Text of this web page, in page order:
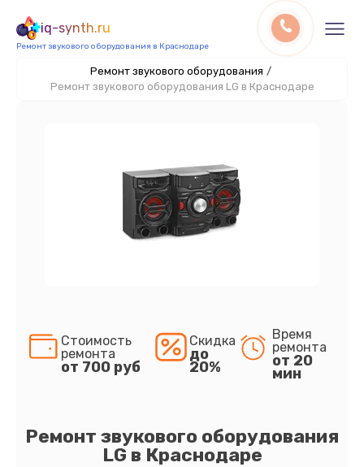
iq-synth.ru
Ремонт звукового оборудования в Краснодаре
Ремонт звукового оборудования /
Ремонт звукового оборудования LG в Краснодаре
Ремонт звукового оборудования
LG в Краснодаре
Стоимость
ремонта
от 700 руб
Скидка
до
20%
Время
ремонта
от 20
мин